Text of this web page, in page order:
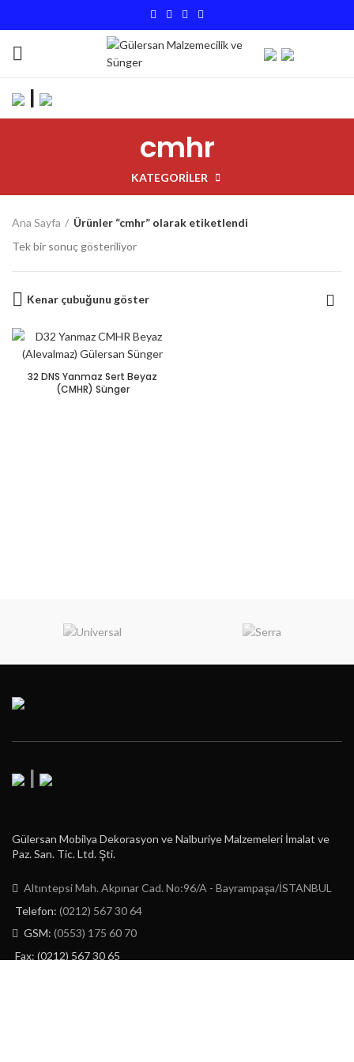
|
cmhr
KATEGORILER
Ana Sayfa
Ürünler “cmhr” olarak etiketlendi
Tek bir sonuç gösteriliyor
Kenar çubuğunu göster
32 DNS Yanmaz Sert Beyaz
(CMHR) Sünger
|
Gülersan Mobilya Dekorasyon ve Nalburiye Malzemeleri İmalat ve
Paz. San. Tic. Ltd. Şti.
Altıntepsi Mah. Akpınar Cad. No:96/A - Bayrampaşa/İSTANBUL
Telefon: (0212) 567 30 64
GSM: (0553) 175 60 70
Fax: (0212) 567 30 65